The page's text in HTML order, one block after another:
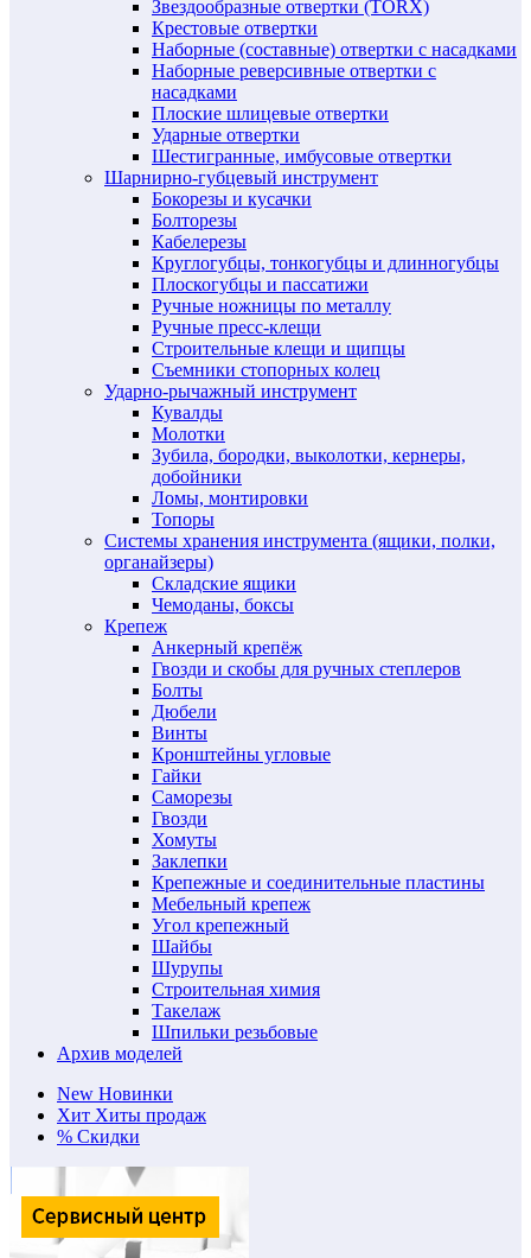
Звездообразные отвертки (TORX)
Крестовые отвертки
Наборные (составные) отвертки с насадками
Наборные реверсивные отвертки с
насадками
Плоские шлицевые отвертки
Ударные отвертки
Шестигранные, имбусовые отвертки
Шарнирно-губцевый инструмент
Бокорезы и кусачки
Болторезы
Кабелерезы
Круглогубцы, тонкогубцы и длинногубцы
Плоскогубцы и пассатижи
Ручные ножницы по металлу
Ручные пресс-клещи
Строительные клещи и щипцы
Съемники стопорных колец
Ударно-рычажный инструмент
Кувалды
Молотки
Зубила, бородки, выколотки, кернеры,
добойники
Ломы, монтировки
Топоры
Системы хранения инструмента (ящики, полки,
органайзеры)
Складские ящики
Чемоданы, боксы
Крепеж
Анкерный крепёж
Гвозди и скобы для ручных степлеров
Болты
Дюбели
Винты
Кронштейны угловые
Гайки
Саморезы
Гвозди
Хомуты
Заклепки
Крепежные и соединительные пластины
Мебельный крепеж
Угол крепежный
Шайбы
Шурупы
Строительная химия
Такелаж
Шпильки резьбовые
Архив моделей
New Новинки
Хит Хиты продаж
% Скидки